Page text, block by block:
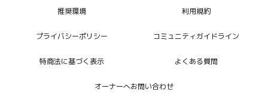
推奨環境 利用規約
プライバシーポリシー コミュニティガイドライン
特商法に基づく表示 よくある質問
オーナーへお問い合わせ